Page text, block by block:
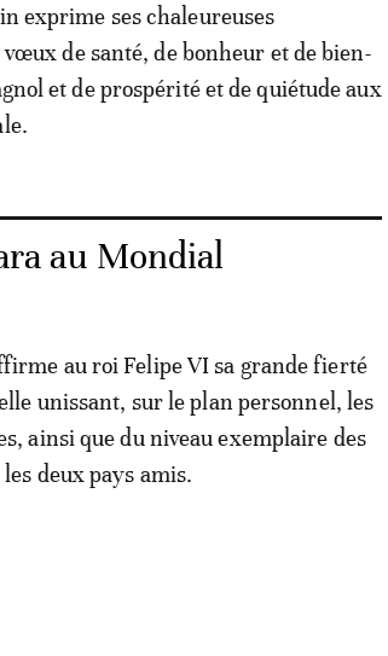
exprime ses chaleureuses
de santé, de bonheur et de bien-
et de prospérité et de quiétude aux
au Mondial
au roi Felipe VI sa grande fierté
unissant, sur le plan personnel, les
ainsi que du niveau exemplaire des
deux pays amis.